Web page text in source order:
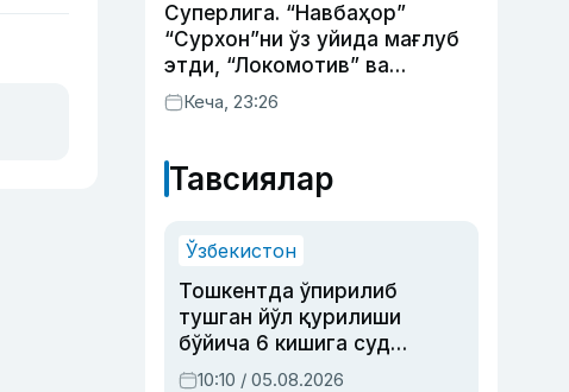
Суперлига. “Навбаҳор”
“Сурхон”ни ўз уйида мағлуб
этди, “Локомотив” ва
“Хоразм” уйда ғалаба
қозонди
Кеча, 23:26
Тавсиялар
Ўзбекистон
Тошкентда ўпирилиб
тушган йўл қурилиши
бўйича 6 кишига суд
ҳукми ўқилди
10:10 / 05.08.2026